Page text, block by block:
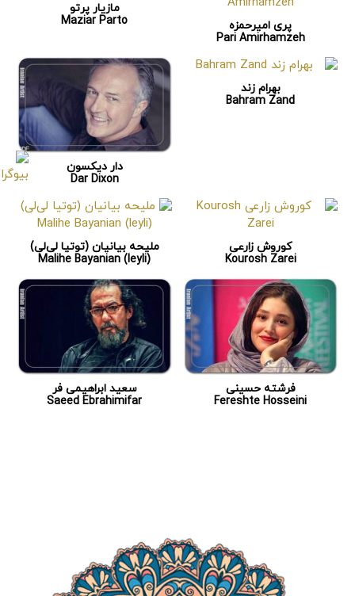
پری امیرحمزه
Pari Amirhamzeh
مازیار پرتو
Maziar Parto
بهرام زند
Bahram Zand
دار دیکسون
Dar Dixon
کوروش زارعی
Kourosh Zarei
ملیحه بیانیان (توتیا لی‌لی)
Malihe Bayanian (leyli)
فرشته حسینی
Fereshte Hosseini
سعید ابراهیمی فر
Saeed Ebrahimifar